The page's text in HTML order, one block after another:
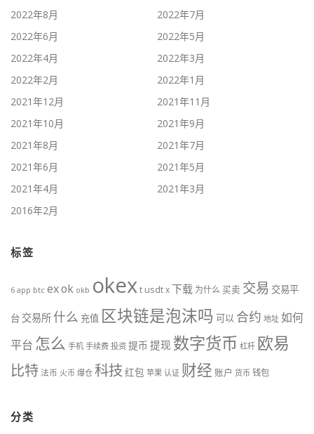
2022年8月
2022年7月
2022年6月
2022年5月
2022年4月
2022年3月
2022年2月
2022年1月
2021年12月
2021年11月
2021年10月
2021年9月
2021年8月
2021年7月
2021年6月
2021年5月
2021年4月
2021年3月
2016年2月
标签
6 app btc exok okb okext usdtx下载 为什么 买卖 交易 交易平
台 交易所 什么 充值 区块链是泡沫吗 可以 合约 地址 如何
平台 怎么 手机 手续费 投资 提币 提现 数字货币 杠杆 欧易
比特法币 火币 爆仓 科技 红包 苹果 认证 财经 账户 货币 钱包
分类